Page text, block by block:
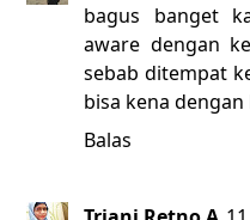
bagus banget
aware dengan
sebab ditempat
bisa kena
Balas